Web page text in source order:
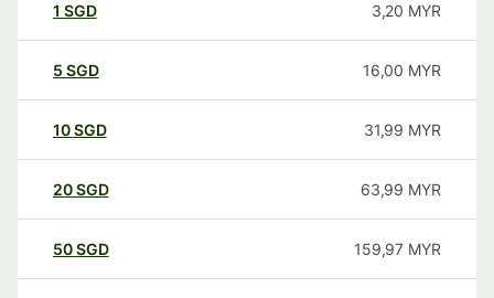
1 SGD 3,20 MYR
5 SGD 16,00 MYR
10SGD 31,99 MYR
20SGD 63,99 MYR
50SGD 159,97 MYR